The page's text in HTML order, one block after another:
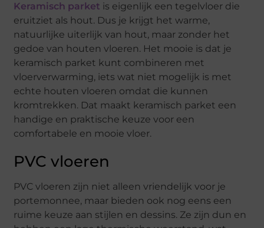
Keramisch parket is eigenlijk een tegelvloer die
eruitziet als hout. Dus je krijgt het warme,
natuurlijke uiterlijk van hout, maar zonder het
gedoe van houten vloeren. Het mooie is dat je
keramisch parket kunt combineren met
vloerverwarming, iets wat niet mogelijk is met
echte houten vloeren omdat die kunnen
kromtrekken. Dat maakt keramisch parket een
handige en praktische keuze voor een
comfortabele en mooie vloer.
PVC vloeren
PVC vloeren zijn niet alleen vriendelijk voor je
portemonnee, maar bieden ook nog eens een
ruime keuze aan stijlen en dessins. Ze zijn dun en